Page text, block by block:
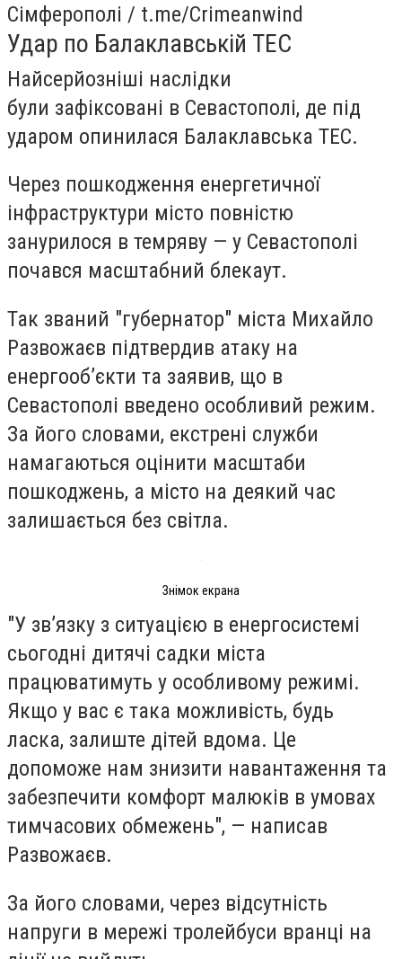
Сімферополі / t.me/Crimeanwind
Удар по Балаклавській ТЕС
Найсерйозніші наслідки
були зафіксовані в Севастополі, де під
ударом опинилася Балаклавська ТЕС.
Через пошкодження енергетичної
інфраструктури місто повністю
занурилося в темряву — у Севастополі
почався масштабний блекаут.
Так званий "губернатор" міста Михайло
Развожаєв підтвердив атаку на
енергооб’єкти та заявив, що в
Севастополі введено особливий режим.
За його словами, екстрені служби
намагаються оцінити масштаби
пошкоджень, а місто на деякий час
залишається без світла.
Знімок екрана
"У зв’язку з ситуацією в енергосистемі
сьогодні дитячі садки міста
працюватимуть у особливому режимі.
Якщо у вас є така можливість, будь
ласка, залиште дітей вдома. Це
допоможе нам знизити навантаження та
забезпечити комфорт малюків в умовах
тимчасових обмежень", — написав
Развожаєв.
За його словами, через відсутність
напруги в мережі тролейбуси вранці на